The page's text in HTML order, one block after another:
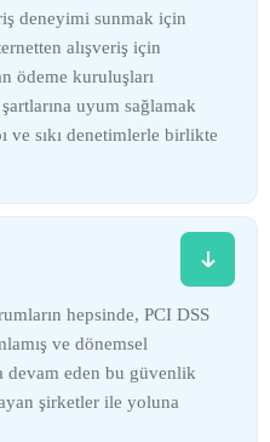
deneyimi sunmak için
alışveriş için
ödeme kuruluşları
uyum sağlamak
sıkı denetimlerle birlikte
hepsinde, PCI DSS
ve dönemsel
devam eden bu güvenlik
şirketler ile yoluna